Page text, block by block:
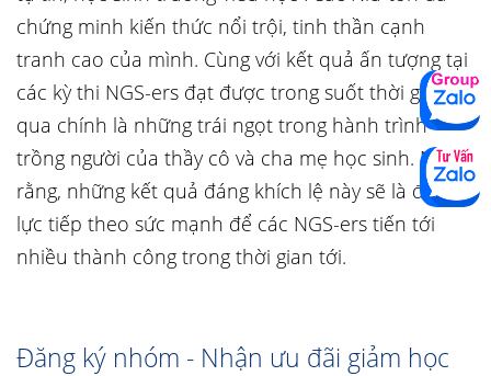
chứng minh kiến thức nổi trội, tinh thần cạnh
tranh cao của mình. Cùng với kết quả ấn tượng tại
các kỳ thi NGS-ers đạt được trong suốt thời gian
qua chính là những trái ngọt trong hành trình
trồng người của thầy cô và cha mẹ học sinh. Mong
rằng, những kết quả đáng khích lệ này sẽ là động
lực tiếp theo sức mạnh để các NGS-ers tiến tới
nhiều thành công trong thời gian tới.
Đăng ký nhóm - Nhận ưu đãi giảm học